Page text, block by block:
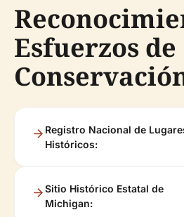
Esfuerzos de
Registro Nacional de
Históricos:
Sitio Histórico Estatal de
Michigan: